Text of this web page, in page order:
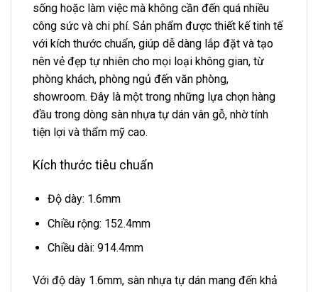
sống hoặc làm việc mà không cần đến quá nhiều
công sức và chi phí. Sản phẩm được thiết kế tinh tế
với kích thước chuẩn, giúp dễ dàng lắp đặt và tạo
nên vẻ đẹp tự nhiên cho mọi loại không gian, từ
phòng khách, phòng ngủ đến văn phòng,
showroom. Đây là một trong những lựa chọn hàng
đầu trong dòng sàn nhựa tự dán vân gỗ, nhờ tính
tiện lợi và thẩm mỹ cao.
Kích thước tiêu chuẩn
Độ dày: 1.6mm
Chiều rộng: 152.4mm
Chiều dài: 914.4mm
Với độ dày 1.6mm, sàn nhựa tự dán mang đến khả